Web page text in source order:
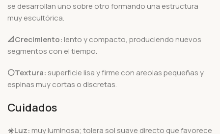
se desarrollan uno sobre otro formando una estructura
muy escultórica.
📐Crecimiento: lento y compacto, produciendo nuevos
segmentos con el tiempo.
⚪Textura: superficie lisa y firme con areolas pequeñas y
espinas muy cortas o discretas.
Cuidados
☀️Luz: muy luminosa; tolera sol suave directo que favorece